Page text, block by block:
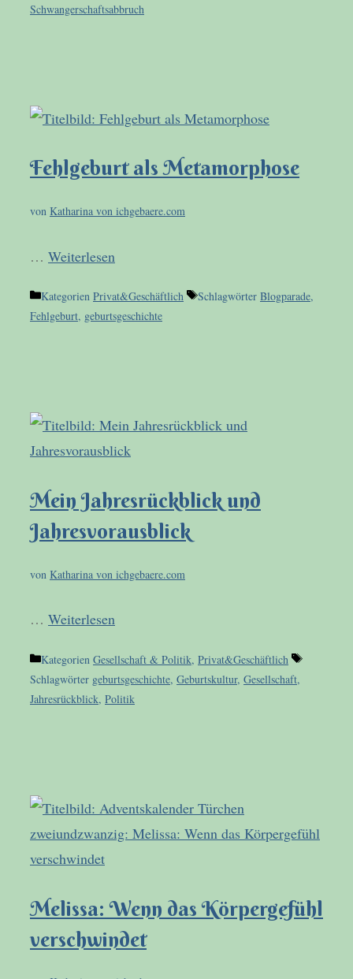
Schwangerschaftsabbruch
Fehlgeburt als Metamorphose
von Katharina von ichgebaere.com
… Weiterlesen
Kategorien Privat&Geschäftlich Schlagwörter Blogparade,
Fehlgeburt, geburtsgeschichte
Mein Jahresrückblick und
Jahresvorausblick
von Katharina von ichgebaere.com
… Weiterlesen
Kategorien Gesellschaft & Politik, Privat&Geschäftlich
Schlagwörter geburtsgeschichte, Geburtskultur, Gesellschaft,
Jahresrückblick, Politik
Melissa: Wenn das Körpergefühl
verschwindet